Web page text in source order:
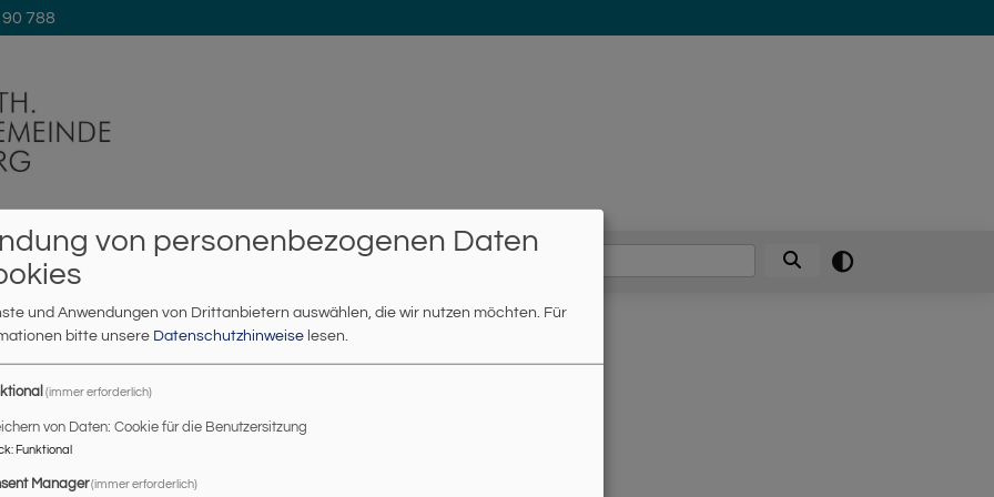
788
Gemeindeleben Leben begleiten Suche
von personenbezogenen Daten
und Anwendungen von Drittanbietern auswählen, die wir nutzen möchten. Für
bitte unsere Datenschutzhinweise lesen.
(immer erforderlich)
von Daten: Cookie für die Benutzersitzung
: Funktional
Manager (immer erforderlich)